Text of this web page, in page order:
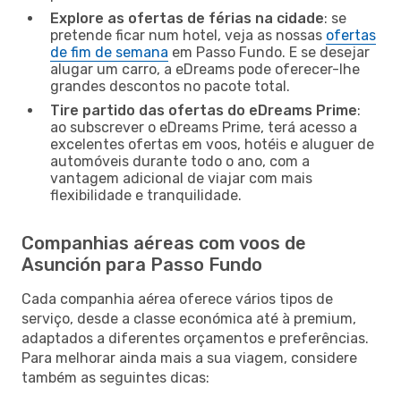
Explore as ofertas de férias na cidade: se
pretende ficar num hotel, veja as nossas ofertas
de fim de semana em Passo Fundo. E se desejar
alugar um carro, a eDreams pode oferecer-lhe
grandes descontos no pacote total.
Tire partido das ofertas do eDreams Prime:
ao subscrever o eDreams Prime, terá acesso a
excelentes ofertas em voos, hotéis e aluguer de
automóveis durante todo o ano, com a
vantagem adicional de viajar com mais
flexibilidade e tranquilidade.
Companhias aéreas com voos de
Asunción para Passo Fundo
Cada companhia aérea oferece vários tipos de
serviço, desde a classe económica até à premium,
adaptados a diferentes orçamentos e preferências.
Para melhorar ainda mais a sua viagem, considere
também as seguintes dicas: